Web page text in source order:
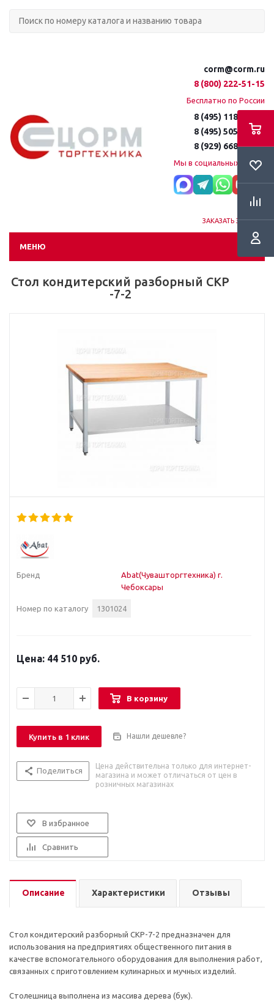
corm@corm.ru
8 (800) 222-51-15
Бесплатно по России
8 (495) 118-61-16
8 (495) 505-51-15
8 (929) 668-95-35
Мы в социальных сетях:
ЗАКАЗАТЬ ЗВОНОК
МЕНЮ
Стол кондитерский разборный СКР
-7-2
Бренд
Abat(Чувашторгтехника) г.
Чебоксары
Номер по каталогу 1301024
44 510 руб.
В корзину
Купить в 1 клик Нашли дешевле?
Поделиться
Цена действительна только для интернет-
магазина и может отличаться от цен в
розничных магазинах
В избранное
Сравнить
Описание Характеристики Отзывы
Стол кондитерский разборный СКР-7-2 предназначен для
использования на предприятиях общественного питания в
качестве вспомогательного оборудования для выполнения работ,
связанных с приготовлением кулинарных и мучных изделий.
Столешница выполнена из массива дерева (бук).